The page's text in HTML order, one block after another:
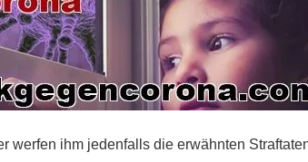
werfen ihm jedenfalls die erwähnten